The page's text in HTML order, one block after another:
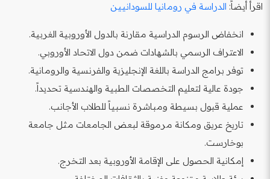
اقرأ أيضاً: الدراسة في رومانيا للسودانيين
انخفاض الرسوم الدراسية مقارنة بالدول الأوروبية الغربية.
الاعتراف الرسمي بالشهادات ضمن دول الاتحاد الأوروبي.
توفر برامج الدراسة باللغة الإنجليزية والفرنسية والرومانية.
جودة عالية لتعليم التخصصات الطبية والهندسية تحديداً.
عملية قبول بسيطة ومباشرة نسبياً للطلاب الأجانب.
تاريخ عريق ومكانة مرموقة لبعض الجامعات مثل جامعة
بوخارست.
إمكانية الحصول على الإقامة الأوروبية بعد التخرج.